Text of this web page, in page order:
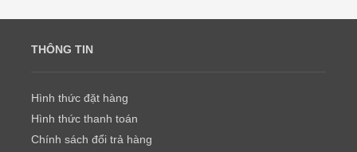
THÔNG TIN
Hình thức đặt hàng
Hình thức thanh toán
Chính sách đổi trả hàng